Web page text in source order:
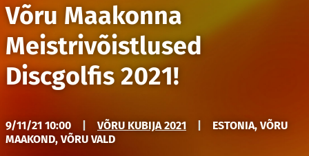
Võru Maakonna
Meistrivõistlused
Discgolfis 2021!
9/11/21 10:00 VÕRU KUBIJA 2021
ESTONIA, VÕRU
MAAKOND, VÕRU VALD